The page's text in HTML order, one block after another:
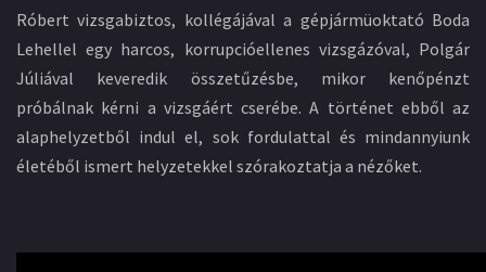
Róbert vizsgabiztos, kollégájával a gépjármüoktató Boda
Lehellel egy harcos, korrupcióellenes vizsgázóval, Polgár
Júliával keveredik összetűzésbe, mikor kenőpénzt
próbálnak kérni a vizsgáért cserébe. A történet ebből az
alaphelyzetből indul el, sok fordulattal és mindannyiunk
életéből ismert helyzetekkel szórakoztatja a nézőket.